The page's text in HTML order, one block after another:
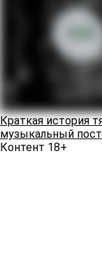
Краткая история
музыкальный
Контент 18+